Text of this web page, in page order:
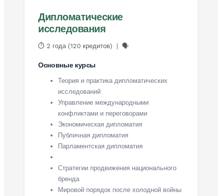
Дипломатические
исследования
⏱ 2 года (120 кредитов) | 🗣
Основные курсы
Теория и практика дипломатических
исследований
Управление международными
конфликтами и переговорами
Экономическая дипломатия
Публичная дипломатия
Парламентская дипломатия
Стратегии продвижения национального
бренда
Мировой порядок после холодной войны